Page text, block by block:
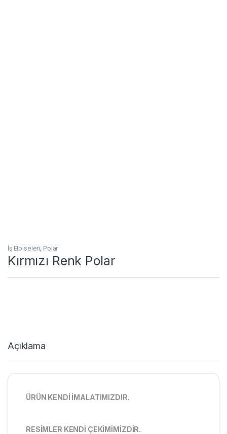
İş Elbiseleri, Polar
Kırmızı Renk Polar
Açıklama
ÜRÜN KENDİ İMALATIMIZDIR.
RESİMLER KENDİ ÇEKİMİMİZDİR.